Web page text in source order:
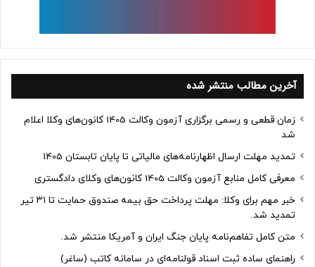
آخرین مطالب منتشر شده
زمان قطعی و رسمی برگزاری آزمون وکالت 1405 کانون‌های وکلا اعلام
شد
تمدید مهلت ارسال اظهارنامه‌های مالیاتی تا پایان تابستان 1405
معرفی کامل منابع آزمون وکالت 1405 کانون‌های وکلای دادگستری
خبر مهم برای وکلا: مهلت پرداخت حق بیمه صندوق حمایت تا ۳۱ تیر
تمدید شد.
متن کامل تفاهم‌نامه پایان جنگ ایران و آمریکا منتشر شد.
راهنمای ساده ثبت اسناد قولنامه‌ای در سامانه کاتب (ساغر)